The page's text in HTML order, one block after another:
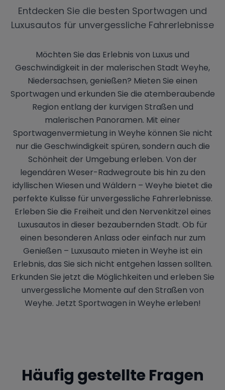
Entdecken Sie die besten Sportwagen und
Luxusautos für unvergessliche Fahrerlebnisse
Möchten Sie das Erlebnis von Luxus und
Geschwindigkeit in der malerischen Stadt Weyhe,
Niedersachsen, genießen? Mieten Sie einen
Sportwagen und erkunden Sie die atemberaubende
Region entlang der kurvigen Straßen und
malerischen Panoramen. Mit einer
Sportwagenvermietung in Weyhe können Sie nicht
nur die Geschwindigkeit spüren, sondern auch die
Schönheit der Umgebung erleben. Von der
legendären Weser-Radwegroute bis hin zu den
idyllischen Wiesen und Wäldern – Weyhe bietet die
perfekte Kulisse für unvergessliche Fahrerlebnisse.
Erleben Sie die Freiheit und den Nervenkitzel eines
Luxusautos in dieser bezaubernden Stadt. Ob für
einen besonderen Anlass oder einfach nur zum
Genießen – Luxusauto mieten in Weyhe ist ein
Erlebnis, das Sie sich nicht entgehen lassen sollten.
Erkunden Sie jetzt die Möglichkeiten und erleben Sie
unvergessliche Momente auf den Straßen von
Weyhe. Jetzt Sportwagen in Weyhe erleben!
Häufig gestellte Fragen